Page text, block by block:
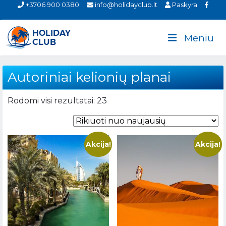
+3706 900 0380 info@holidayclub.lt Paskyra
Meniu
Autoriniai kelionių planai
Rodomi visi rezultatai: 23
naujausią
Akcija! Akcija!